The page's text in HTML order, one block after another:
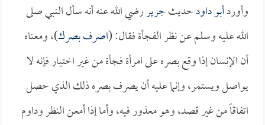
وأوردأبو داودحديثجريررضي الله عنه أنه سأل النبي صلى
الله عليه وسلم عن نظر الفجأة فقال: (اصرف بصرك)، ومعناه
أن الإنسان إذا وقع بصره على امرأة فجأة من غير اختيار فإنه لا
يواصل ويستمر، وإنما عليه أن يصرف بصره ذلك الذي حصل
اتفاقاً من غير قصد، وهو معذور فيه، وأما إذا أمعن النظر وداوم